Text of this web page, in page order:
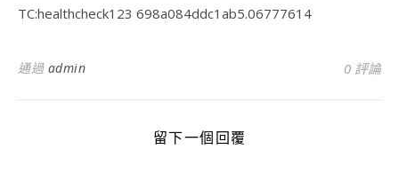
TC:healthcheck123 698a084ddc1ab5.06777614
通過 admin 0 評論
留下一個回覆